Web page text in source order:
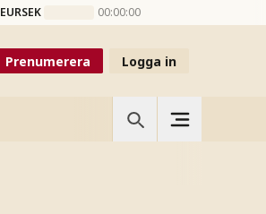
EURSEK 00:00:00
Prenumerera Logga in